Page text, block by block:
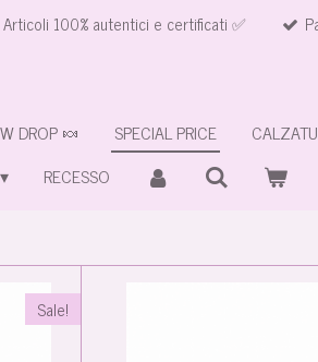
Articoli 100% autentici e certificati ✅
DROP 🍬 SPECIAL PRICE
RECESSO
Sale!